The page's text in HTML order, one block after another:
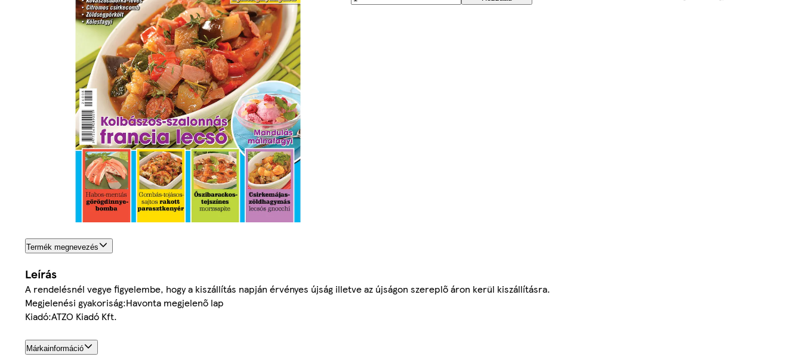
Termék megnevezés
Leírás
A rendelésnél vegye figyelembe, hogy a kiszállítás napján érvényes újság illetve az újságon szereplő áron kerül kiszállításra.
Megjelenési gyakoriság:Havonta megjelenő lap
Kiadó:ATZO Kiadó Kft.
Márkainformáció